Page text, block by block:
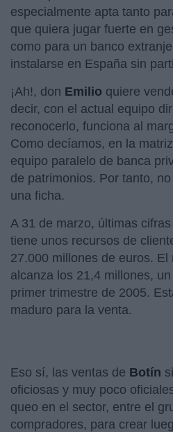
especialmente apta tanto
que quiera jugar fuerte en
como para un banco
instalarse en España sin
¡Ah!, don Emilio quiere
decir, con el actual equipo
reconocerlo, funciona al
Como decíamos, en la
equipo paralelo de banca
de patrimonios. Por tanto,
una ficha.
A 31 de marzo, últimas
tiene unos recursos de
27.000 millones de euros.
alcanza los 21,4 millones,
primer trimestre de 2005.
maduro para la venta.
Eso sí, las ventas de Botín
oficiosas y muy poco
queo en el sector, entre el
compradores, para crear